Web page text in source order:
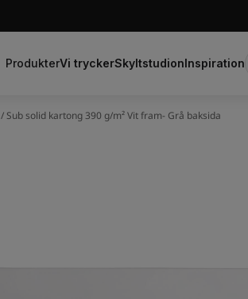
ProdukterVi tryckerSkyltstudionInspiration
/ Sub solid kartong 390 g/m² Vit fram- Grå baksida